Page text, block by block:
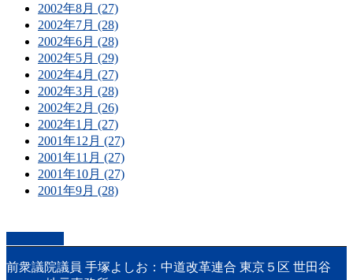
2002年8月 (27)
2002年7月 (28)
2002年6月 (28)
2002年5月 (29)
2002年4月 (27)
2002年3月 (28)
2002年2月 (26)
2002年1月 (27)
2001年12月 (27)
2001年11月 (27)
2001年10月 (27)
2001年9月 (28)
前衆議院議員 手塚よしお：中道改革連合 東京５区 世田谷